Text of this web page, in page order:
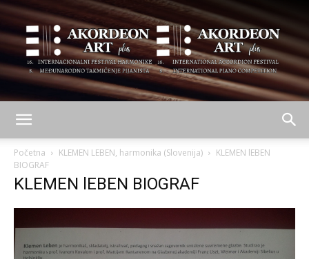
ART
plus
Početna KLEMEN LEBEN, harmonika (Slovenija)
KLEMEN lEBEN
BIOGRAF
KLEMEN lEBEN BIOGRAF